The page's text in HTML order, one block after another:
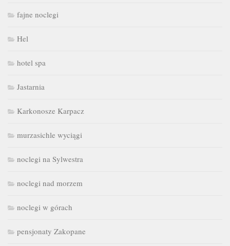
fajne noclegi
Hel
hotel spa
Jastarnia
Karkonosze Karpacz
murzasichle wyciągi
noclegi na Sylwestra
noclegi nad morzem
noclegi w górach
pensjonaty Zakopane